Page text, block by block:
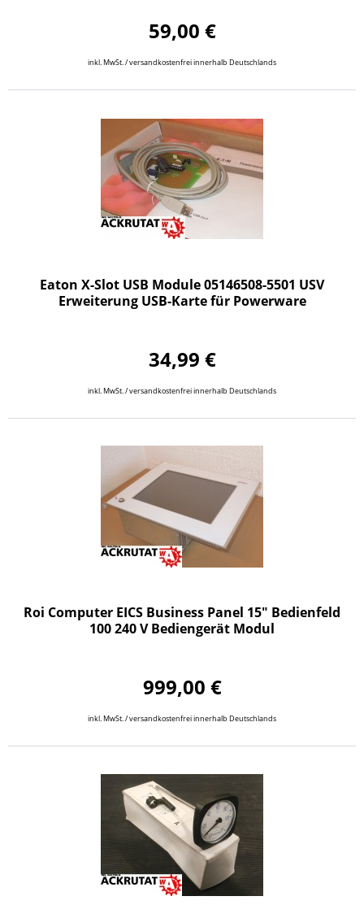
59,00 €
inkl. MwSt. / versandkostenfrei innerhalb Deutschlands
Eaton X-Slot USB Module 05146508-5501 USV
Erweiterung USB-Karte für Powerware
34,99 €
inkl. MwSt. / versandkostenfrei innerhalb Deutschlands
Roi Computer EICS Business Panel 15" Bedienfeld
100 240 V Bediengerät Modul
999,00 €
inkl. MwSt. / versandkostenfrei innerhalb Deutschlands